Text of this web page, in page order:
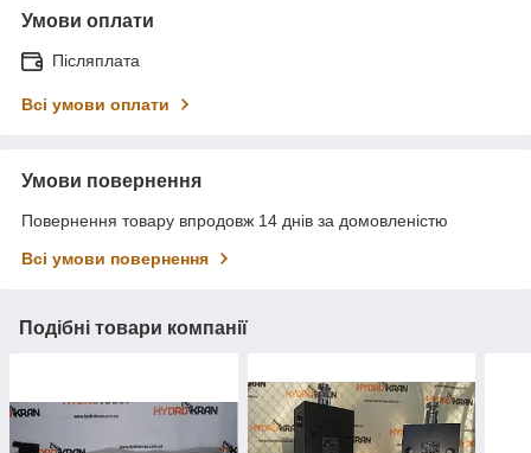
Умови оплати
Післяплата
Всі умови оплати
Умови повернення
Повернення товару впродовж 14 днів за домовленістю
Всі умови повернення
Подібні товари компанії